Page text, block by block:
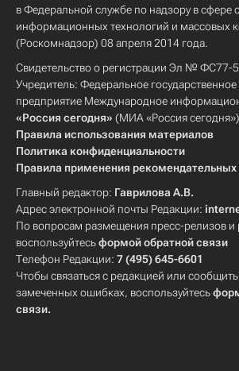
в Федеральной службе по надзору в сфере
информационных технологий и массовых
(Роскомнадзор) 08 апреля 2014 года.
Свидетельство о регистрации Эл № ФС77-
Учредитель: Федеральное государственное
предприятие Международное
«Россия сегодня» (МИА «Россия
Правила использования материалов
Политика конфиденциальности
Правила применения рекомендательных
Главный редактор: Гаврилова А.В.
Адрес электронной почты Редакции:
По вопросам размещения пресс-релизов и
воспользуйтесьформой обратной связи
Телефон Редакции: 7 (495) 645-6601
Чтобы связаться с редакцией или
замеченных ошибках, воспользуйтесь
связи.